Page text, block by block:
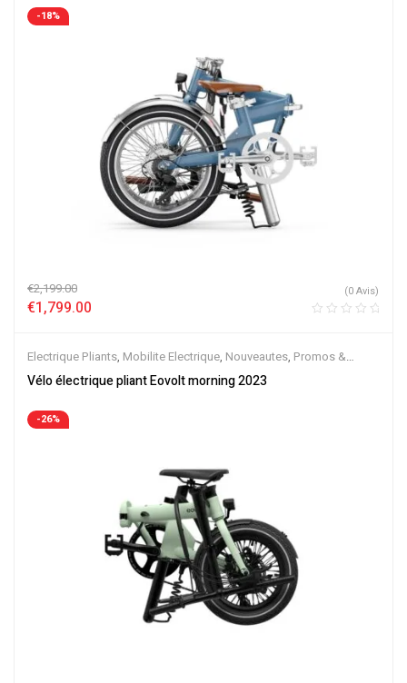
-18%
€2,199.00
€1,799.00
(0 Avis)
Electrique Pliants, Mobilite Electrique, Nouveautes, Promos &
Soldes,Vélo électrique ville,Velos Electriques
Vélo électrique pliant Eovolt morning 2023
-26%